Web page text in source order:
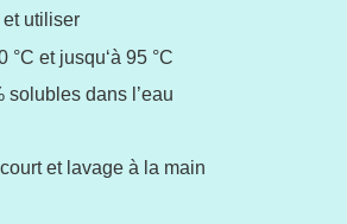
utiliser
°C et jusqu‘à 95 °C
solubles dans l’eau
et lavage à la main